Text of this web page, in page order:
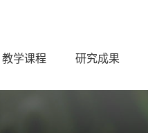
教学课程 研究成果